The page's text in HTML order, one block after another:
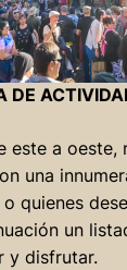
DE
este a oeste,
una
quienes
un
y disfrutar.